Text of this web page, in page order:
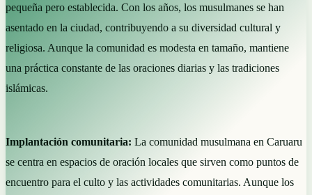
pequeña pero establecida. Con los años, los musulmanes se han
asentado en la ciudad, contribuyendo a su diversidad cultural y
religiosa. Aunque la comunidad es modesta en tamaño, mantiene
una práctica constante de las oraciones diarias y las tradiciones
islámicas.
Implantación comunitaria: La comunidad musulmana en Caruaru
se centra en espacios de oración locales que sirven como puntos de
encuentro para el culto y las actividades comunitarias. Aunque los